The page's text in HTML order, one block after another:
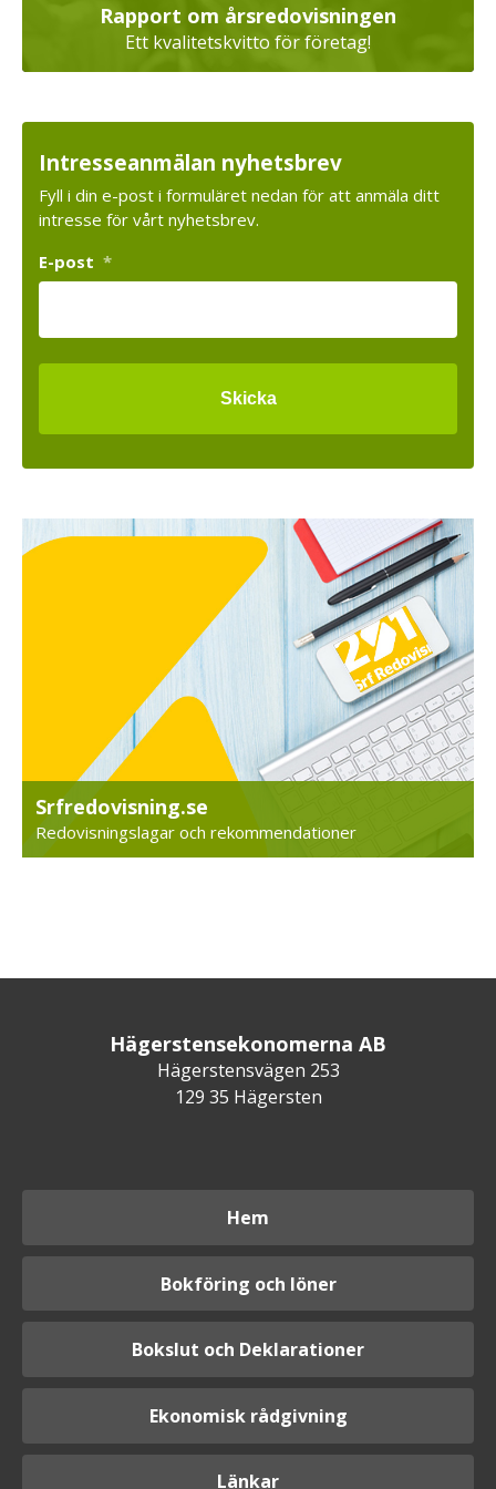
Rapport om årsredovisningen
Ett kvalitetskvitto för företag!
Intresseanmälan nyhetsbrev
Fyll i din e-post i formuläret nedan för att anmäla ditt
intresse för vårt nyhetsbrev.
E-post *
Srfredovisning.se
Redovisningslagar och rekommendationer
Hägerstensekonomerna AB
Hägerstensvägen 253
129 35 Hägersten
Hem
Bokföring och löner
Bokslut och Deklarationer
Ekonomisk rådgivning
Länkar